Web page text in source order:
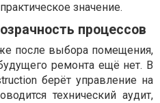
значение.
процессов
после выбора помещения,
ремонта ещё нет. В
берёт управление на
технический аудит,